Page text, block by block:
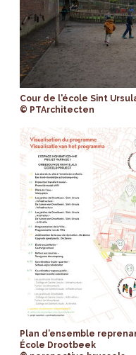
Cour de l'école Sint
© PTArchitecten
Plan d’ensemble
École Drootbeek